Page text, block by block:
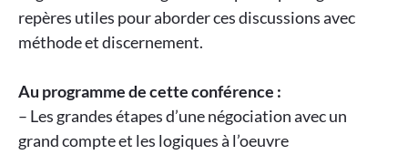
repères utiles pour aborder ces discussions avec
méthode et discernement.
Au programme de cette conférence :
– Les grandes étapes d’une négociation avec un
grand compte et les logiques à l’oeuvre